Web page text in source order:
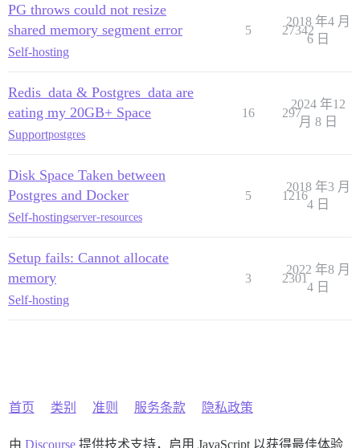
PG throws could not resize
shared memory segment error
Self-hosting
5 27342
2018 年4 月
6 日
Redis_data & Postgres_data are
eating my 20GB+ Space
Supportpostgres
16 297
2024 年12
月 8 日
Disk Space Taken between
Postgres and Docker
Self-hostingserver-resources
5 1216
2018 年3 月
4 日
Setup fails: Cannot allocate
memory
Self-hosting
3 2301
2022 年8 月
4 日
首页 类别 准则 服务条款 隐私政策
由 Discourse提供技术支持，启用 JavaScript 以获得最佳体验